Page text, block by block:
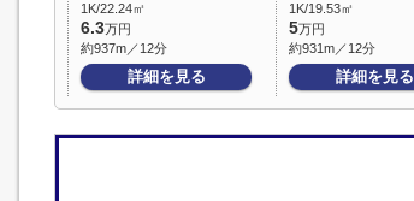
1K/22.24㎡
6.3万円
約937m／12分
詳細を見る
1K/19.53㎡
5万円
約931m／12分
詳細を見る